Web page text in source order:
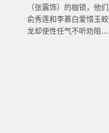
（张震饰）的枷锁，他
俞秀莲和李慕白爱惜玉
龙却使性任气不听劝阻